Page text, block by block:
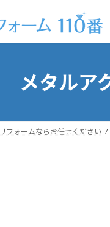
メタルア
フォームならお任せください